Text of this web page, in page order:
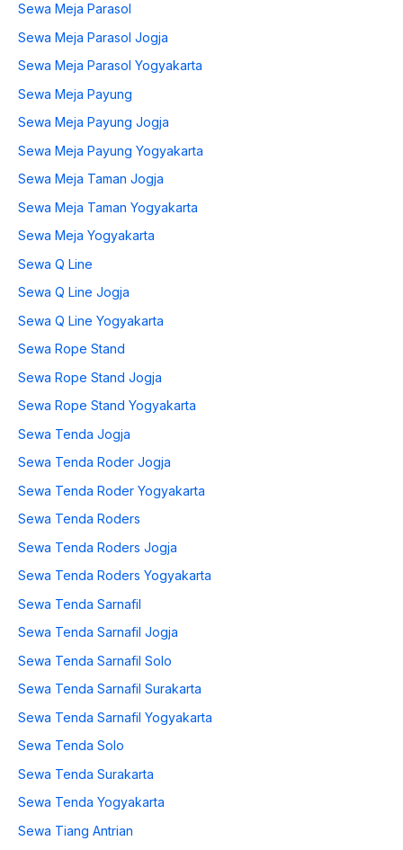
Sewa Meja Parasol
Sewa Meja Parasol Jogja
Sewa Meja Parasol Yogyakarta
Sewa Meja Payung
Sewa Meja Payung Jogja
Sewa Meja Payung Yogyakarta
Sewa Meja Taman Jogja
Sewa Meja Taman Yogyakarta
Sewa Meja Yogyakarta
Sewa Q Line
Sewa Q Line Jogja
Sewa Q Line Yogyakarta
Sewa Rope Stand
Sewa Rope Stand Jogja
Sewa Rope Stand Yogyakarta
Sewa Tenda Jogja
Sewa Tenda Roder Jogja
Sewa Tenda Roder Yogyakarta
Sewa Tenda Roders
Sewa Tenda Roders Jogja
Sewa Tenda Roders Yogyakarta
Sewa Tenda Sarnafil
Sewa Tenda Sarnafil Jogja
Sewa Tenda Sarnafil Solo
Sewa Tenda Sarnafil Surakarta
Sewa Tenda Sarnafil Yogyakarta
Sewa Tenda Solo
Sewa Tenda Surakarta
Sewa Tenda Yogyakarta
Sewa Tiang Antrian